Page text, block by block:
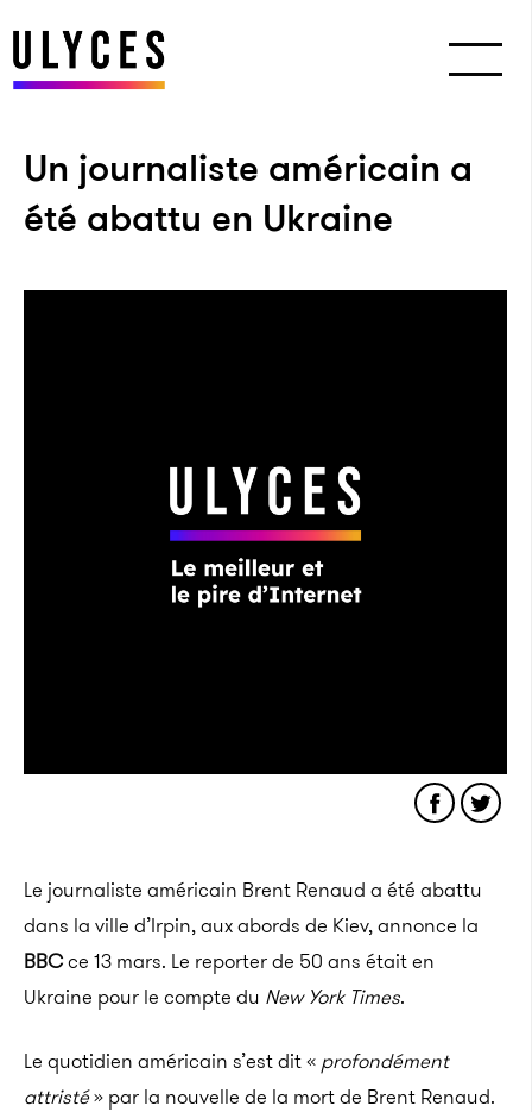
Un journaliste américain a
été abattu en Ukraine
Le journaliste américain Brent Renaud a été abattu
dans la ville d’Irpin, aux abords de Kiev, annonce la
BBCce 13 mars. Le reporter de 50 ans était en
Ukraine pour le compte du New York Times.
Le quotidien américain s’est dit « profondément
attristé» par la nouvelle de la mort de Brent Renaud.